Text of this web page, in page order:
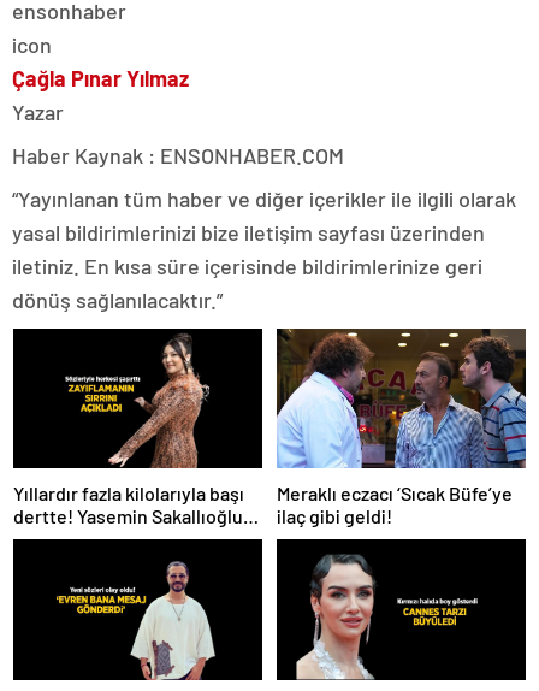
Çağla Pınar Yılmaz
Yazar
Haber Kaynak : ENSONHABER.COM
“Yayınlanan tüm haber ve diğer içerikler ile ilgili olarak
yasal bildirimlerinizi bize iletişim sayfası üzerinden
iletiniz. En kısa süre içerisinde bildirimlerinize geri
dönüş sağlanılacaktır.”
Yıllardır fazla kilolarıyla başı
dertte! Yasemin Sakallıoğlu
zayıflamasının sırrını açıkladı
Meraklı eczacı ‘Sıcak Büfe’ye
ilaç gibi geldi!